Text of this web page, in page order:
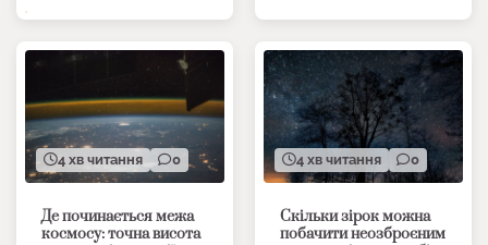
4 хв читання 0
Де починається межа
космосу: точна висота
4 хв читання 0
Скільки зірок можна
побачити неозброєним